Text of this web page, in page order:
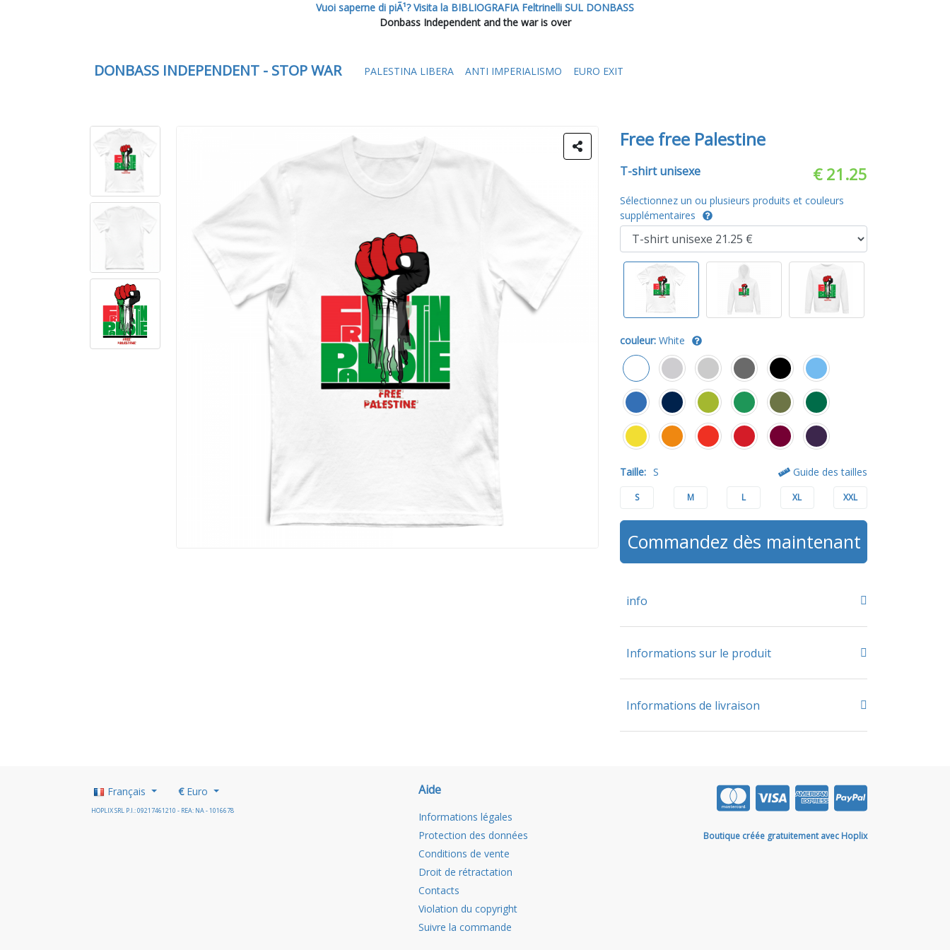
Vuoi saperne di piÃ¹? Visita la BIBLIOGRAFIA Feltrinelli SUL DONBASS
Donbass Independent and the war is over
DONBASS INDEPENDENT - STOP WAR PALESTINA LIBERA ANTI IMPERIALISMO EURO EXIT
Free free Palestine
T-shirt unisexe € 21.25
Sélectionnez un ou plusieurs produits et couleurs
supplémentaires
couleur: White
Taille: S Guide des tailles
S M L XL XXL
Commandez dès maintenant
info
Informations sur le produit
Informations de livraison
Français €Euro
HOPLIX SRL P.I.: 09217461210 - REA: NA - 1016678
Aide
Informations légales
Protection des données
Conditions de vente
Droit de rétractation
Contacts
Violation du copyright
Suivre la commande
Boutique créée gratuitement avec Hoplix